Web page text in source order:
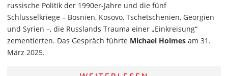
russische Politik der 1990er-Jahre und die fünf
Schlüsselkriege – Bosnien, Kosovo, Tschetschenien, Georgien
und Syrien –, die Russlands Trauma einer „Einkreisung“
zementierten. Das Gespräch führte Michael Holmes am 31.
März 2025.